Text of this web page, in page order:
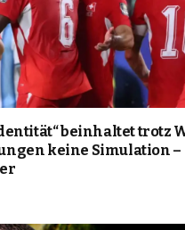
beinhaltet trotz
keine Simulation –